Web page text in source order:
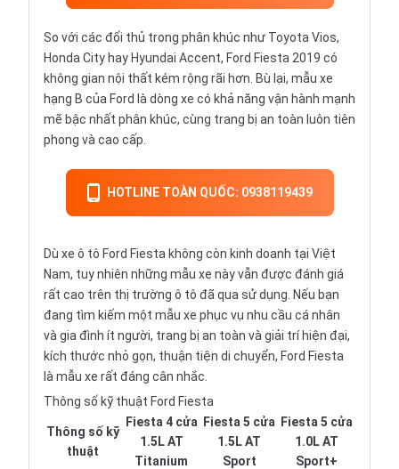
So với các đối thủ trong phân khúc như Toyota Vios,
Honda City hay Hyundai Accent, Ford Fiesta 2019 có
không gian nội thất kém rộng rãi hơn. Bù lại, mẫu xe
hạng B của Ford là dòng xe có khả năng vận hành mạnh
mẽ bậc nhất phân khúc, cùng trang bị an toàn luôn tiên
phong và cao cấp.
HOTLINE TOÀN QUỐC: 0938119439
Dù xe ô tô Ford Fiesta không còn kinh doanh tại Việt
Nam, tuy nhiên những mẫu xe này vẫn được đánh giá
rất cao trên thị trường ô tô đã qua sử dụng . Nếu bạn
đang tìm kiếm một mẫu xe phục vụ nhu cầu cá nhân
và gia đình ít người, trang bị an toàn và giải trí hiện đại,
kích thước nhỏ gọn, thuận tiện di chuyển, Ford Fiesta
là mẫu xe rất đáng cân nhắc.
Thông số kỹ thuật Ford Fiesta
Thông số kỹ
thuật
Fiesta 4 cửa
1.5L AT
Titanium
Fiesta 5 cửa
1.5L AT
Sport
Fiesta 5 cửa
1.0L AT
Sport+